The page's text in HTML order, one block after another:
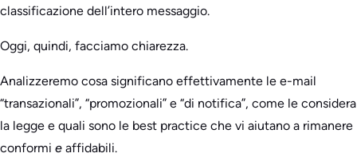
classificazione dell’intero messaggio.
Oggi, quindi, facciamo chiarezza.
Analizzeremo cosa significano effettivamente le e-mail
“transazionali”, “promozionali” e “di notifica”, come le considera
la legge e quali sono le best practice che vi aiutano a rimanere
conformi e affidabili.